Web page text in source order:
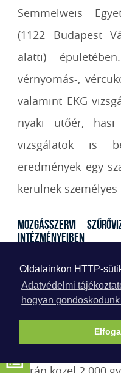
Oldalainkon HTTP-
Adatvédelmi
hogyan
Semmelweis
(1122 Budapest
alatti)
vérnyomás-,
valamint EKG
nyaki ütőér, hasi
vizsgálatok is
eredmények egy
kerülnek személyes
Mozgásszervi
intézményeiben
Az
iskoláiban és az
körében
szakorvos
mozgásszervi